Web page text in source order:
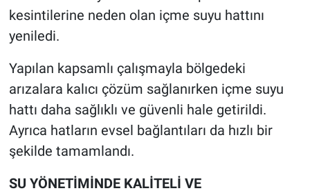
kesintilerine neden olan içme suyu hattını
yeniledi.
Yapılan kapsamlı çalışmayla bölgedeki
arızalara kalıcı çözüm sağlanırken içme suyu
hattı daha sağlıklı ve güvenli hale getirildi.
Ayrıca hatların evsel bağlantıları da hızlı bir
şekilde tamamlandı.
SU YÖNETİMİNDE KALİTELİ VE